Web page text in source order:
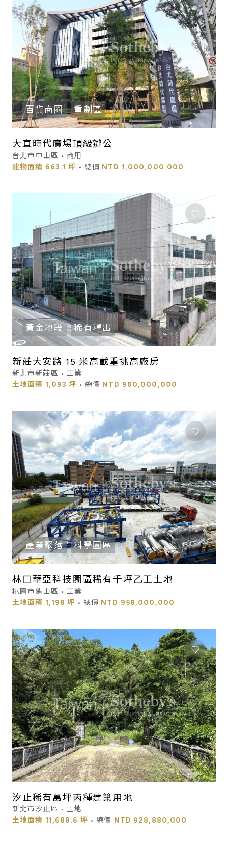
百貨商圈 重劃區
大直時代廣場頂級辦公
台北市中山區 • 商用
建物面積 663.1 坪 • 總價 NTD 1,000,000,000
黃金地段 稀有釋出
新莊大安路 15 米高載重挑高廠房
新北市新莊區 • 工業
土地面積 1,093 坪 • 總價 NTD 960,000,000
產業聚落 科學園區
林口華亞科技園區稀有千坪乙工土地
桃園市龜山區 • 工業
土地面積 1,198 坪 • 總價 NTD 958,000,000
汐止稀有萬坪丙種建築用地
新北市汐止區 • 土地
土地面積 11,688.6 坪 • 總價 NTD 928,880,000